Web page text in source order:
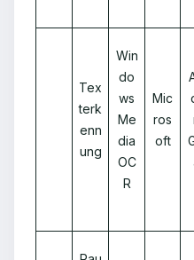
Tex
terk
enn
ung
Win
do
ws
Me
dia
OC
R
Mic
ros
oft